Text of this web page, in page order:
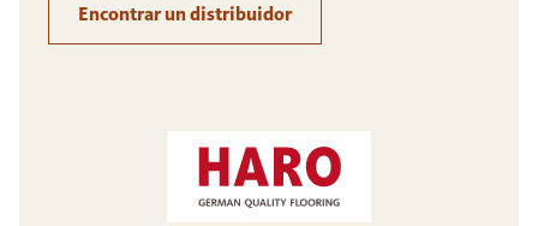
Encontrar un distribuidor